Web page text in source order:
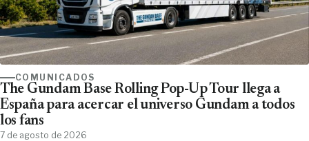
COMUNICADOS
The Gundam Base Rolling Pop-Up Tour llega a
España para acercar el universo Gundam a todos
los fans
7 de agosto de 2026